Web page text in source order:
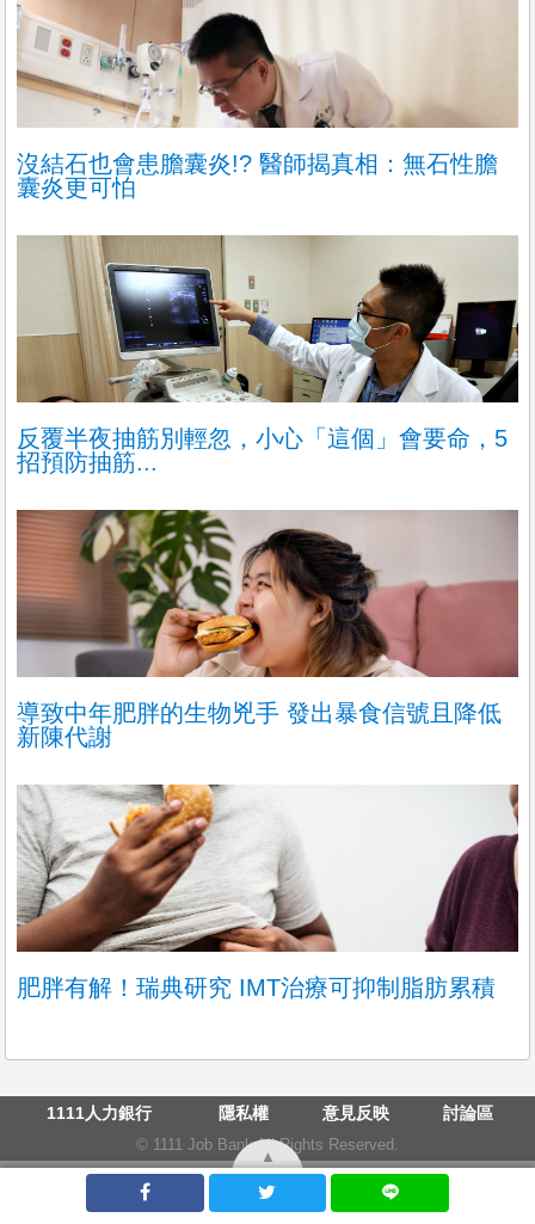
最新資訊 發表文章 推薦職缺
▲
沒結石也會患膽囊炎!? 醫師揭真相：無石性膽
囊炎更可怕
反覆半夜抽筋別輕忽，小心「這個」會要命，5
招預防抽筋...
導致中年肥胖的生物兇手 發出暴食信號且降低
新陳代謝
肥胖有解！瑞典研究 IMT治療可抑制脂肪累積
1111人力銀行 隱私權 意見反映 討論區
© 1111 Job Bank All Rights Reserved.
人力銀行 找工作 工作